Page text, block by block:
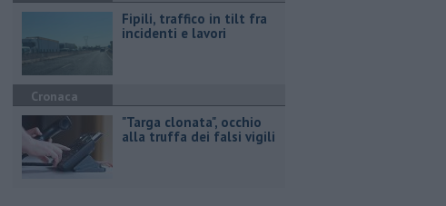
Fipili, traffico in tilt fra
incidenti e lavori
Cronaca
"Targa clonata", occhio
alla truffa dei falsi vigili